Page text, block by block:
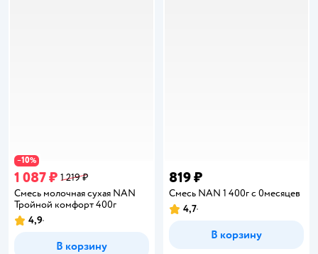
−10%
1 087 ₽ 1 219 ₽
Смесь молочная сухая NAN
Тройной комфорт 400г
Рейтинг:
4,9
В корзину
819 ₽
Смесь NAN 1 400г с 0месяцев
Рейтинг:
4,7
В корзину